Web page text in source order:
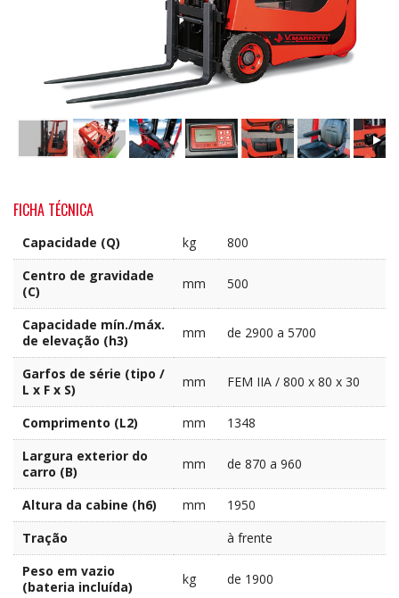
FICHA TÉCNICA
Capacidade (Q) kg
800
Centro de gravidade
(C)
mm 500
Capacidade mín./máx.
de elevação (h3)
mm de 2900 a 5700
Garfos de série (tipo /
L x F x S)
mm FEM IIA / 800 x 80 x 30
Comprimento (L2) mm
1348
Largura exterior do
carro (B)
mm de 870 a 960
Altura da cabine (h6) mm
1950
Tração
à frente
Peso em vazio
(bateria incluída)
kg de 1900